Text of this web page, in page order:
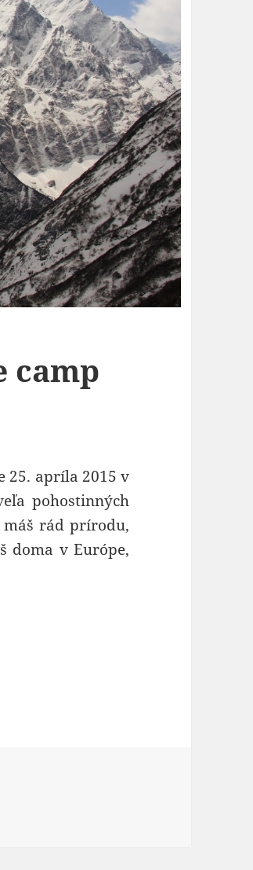
camp
25. apríla 2015 v
pohostinných
rád prírodu,
doma v Európe,
Annapurna base camp trek